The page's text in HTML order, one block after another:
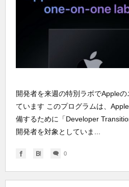
開発者を来週の特別ラボでApple
ています このプログラムは、
備するために「Developer
開発者を対象としていま...
0